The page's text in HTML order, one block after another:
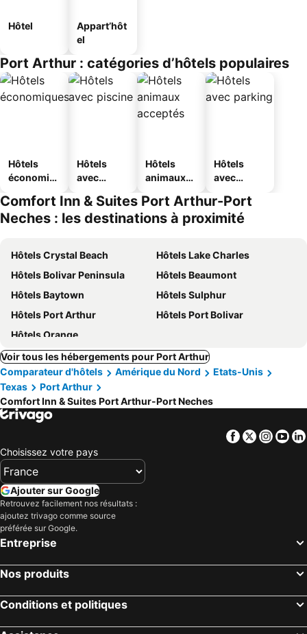
Hôtel
Appart’hôt
el
Port Arthur : catégories d’hôtels populaires
Hôtels
économiq
Hôtels
avec
Hôtels
animaux
Hôtels
avec
Comfort Inn & Suites Port Arthur-Port
Neches : les destinations à proximité
Hôtels Crystal Beach
Hôtels Lake Charles
Hôtels Bolivar Peninsula
Hôtels Beaumont
Hôtels Baytown
Hôtels Sulphur
Hôtels Port Arthur
Hôtels Port Bolivar
Hôtels Orange
Voir tous les hébergements pour Port Arthur
Comparateur d'hôtels
Amérique du Nord
Etats-Unis
Texas
Port Arthur
Comfort Inn & Suites Port Arthur-Port Neches
Facebook
Twitter
Choisissez votre pays
Ajouter sur Google
Retrouvez facilement nos résultats :
ajoutez trivago comme source
préférée sur Google.
Entreprise
Nos produits
Conditions et politiques